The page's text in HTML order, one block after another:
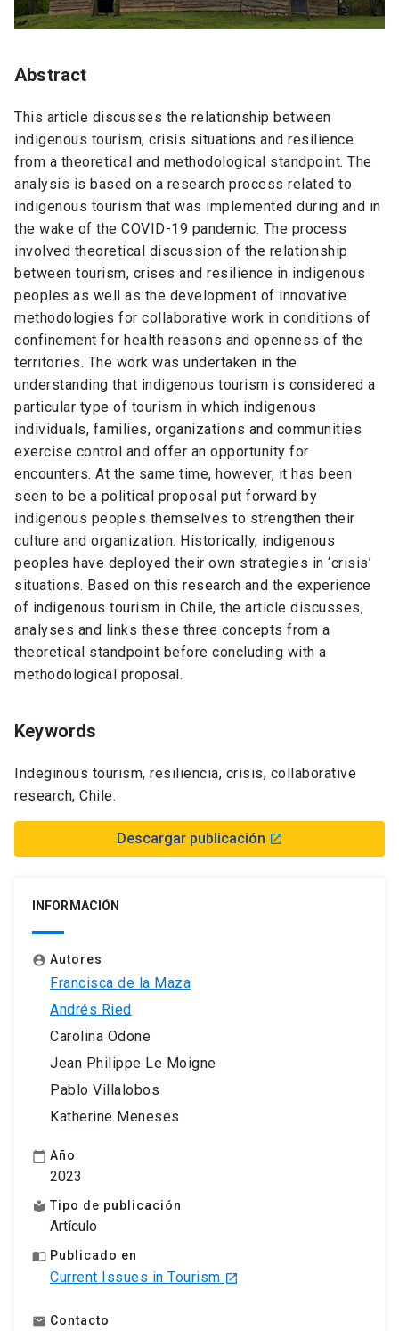
Abstract
This article discusses the relationship between
indigenous tourism, crisis situations and resilience
from a theoretical and methodological standpoint. The
analysis is based on a research process related to
indigenous tourism that was implemented during and in
the wake of the COVID-19 pandemic. The process
involved theoretical discussion of the relationship
between tourism, crises and resilience in indigenous
peoples as well as the development of innovative
methodologies for collaborative work in conditions of
confinement for health reasons and openness of the
territories. The work was undertaken in the
understanding that indigenous tourism is considered a
particular type of tourism in which indigenous
individuals, families, organizations and communities
exercise control and offer an opportunity for
encounters. At the same time, however, it has been
seen to be a political proposal put forward by
indigenous peoples themselves to strengthen their
culture and organization. Historically, indigenous
peoples have deployed their own strategies in ‘crisis’
situations. Based on this research and the experience
of indigenous tourism in Chile, the article discusses,
analyses and links these three concepts from a
theoretical standpoint before concluding with a
methodological proposal.
Keywords
Indeginous tourism, resiliencia, crisis, collaborative
research, Chile.
Descargar publicación launch
INFORMACIÓN
account_circle Autores
Francisca de la Maza
Andrés Ried
Carolina Odone
Jean Philippe Le Moigne
Pablo Villalobos
Katherine Meneses
calendar_today Año
2023
local_library Tipo de publicación
Artículo
import_contacts Publicado en
Current Issues in Tourism launch
email Contacto